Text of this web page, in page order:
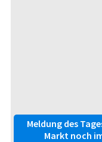
Meldung des
Markt noch